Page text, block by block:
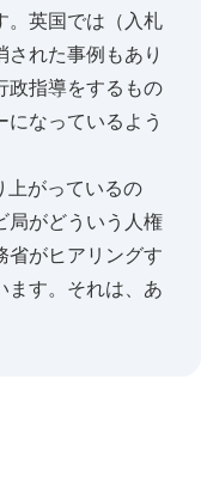
。英国では（入札
れた事例もあり
政指導をするもの
なっているよう
がっているの
局がどういう人権
省がヒアリングす
ます。それは、あ